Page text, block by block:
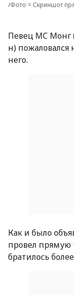
/Фото = Скриншот
Певец MC
н) пожаловался
него.
Как и было
провел прямую
братилось